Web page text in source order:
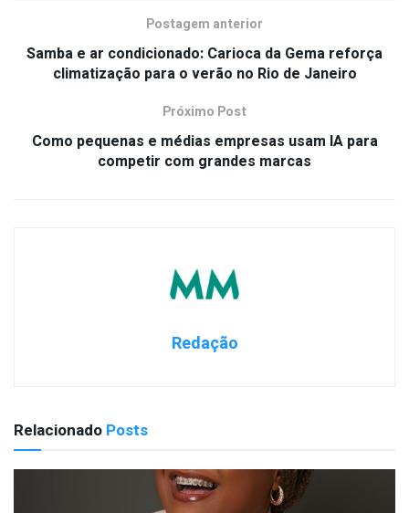
Postagem anterior
Samba e ar condicionado: Carioca da Gema reforça
climatização para o verão no Rio de Janeiro
Próximo Post
Como pequenas e médias empresas usam IA para
competir com grandes marcas
Redação
Relacionado Posts